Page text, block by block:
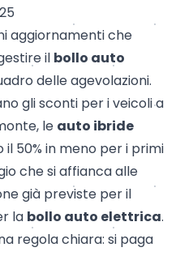
aggiornamenti che
il bollo auto
delle agevolazioni.
gli sconti per i veicoli a
le auto ibride
50% in meno per i primi
che si affianca alle
già previste per il
la bollo auto elettrica.
regola chiara: si paga